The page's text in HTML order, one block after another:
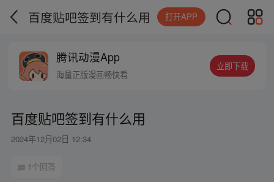
百度贴吧签到有什么用 打开APP
腾讯动漫App
海量正版漫画畅快看
立即下载
百度贴吧签到有什么用
2024年12月02日 12:34
1个回答